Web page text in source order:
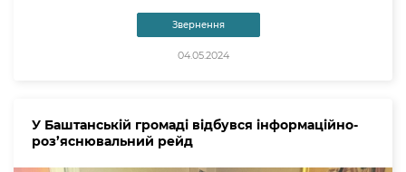
Звернення
04.05.2024
У Баштанській громаді відбувся інформаційно-
роз’яснювальний рейд